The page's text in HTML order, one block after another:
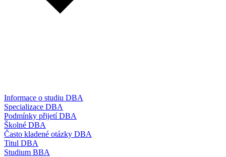
Informace o studiu DBA
Specializace DBA
Podmínky přijetí DBA
Školné DBA
Často kladené otázky DBA
Titul DBA
Studium BBA